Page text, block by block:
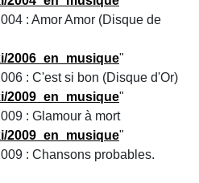
: Amor Amor (Disque de
2006_en_musique"
: C'est si bon (Disque d'Or)
2009_en_musique"
: Glamour à mort
2009_en_musique"
: Chansons probables.